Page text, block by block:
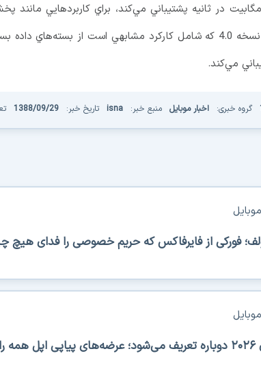
بلوتوث 3.0 كه از سرعت 24 مگابيت در ثانيه پشتيباني مي‌كند، براي
مي‌كند.
گروه خبری: اخبار موبایل منبع خبر: isna تاریخ خبر: 1388/09/29
فورکی از فایرفاکس که حریم خصوصی را فدای هیچ
می‌کند!